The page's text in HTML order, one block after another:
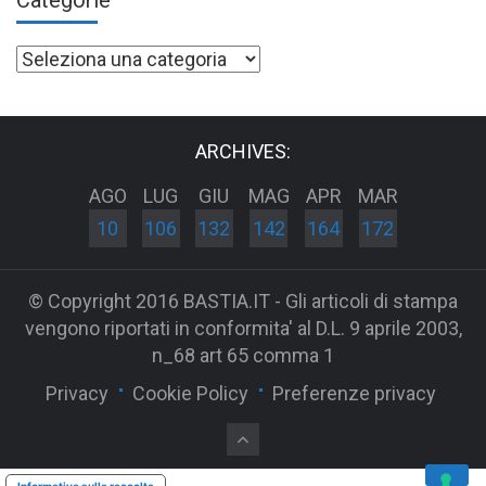
Categorie
ARCHIVES:
AGO
10
LUG
106
GIU
132
MAG
142
APR
164
MAR
172
© Copyright 2016 BASTIA.IT - Gli articoli di stampa
vengono riportati in conformita' al D.L. 9 aprile 2003,
n_68 art 65 comma 1
Privacy
Cookie Policy Preferenze privacy